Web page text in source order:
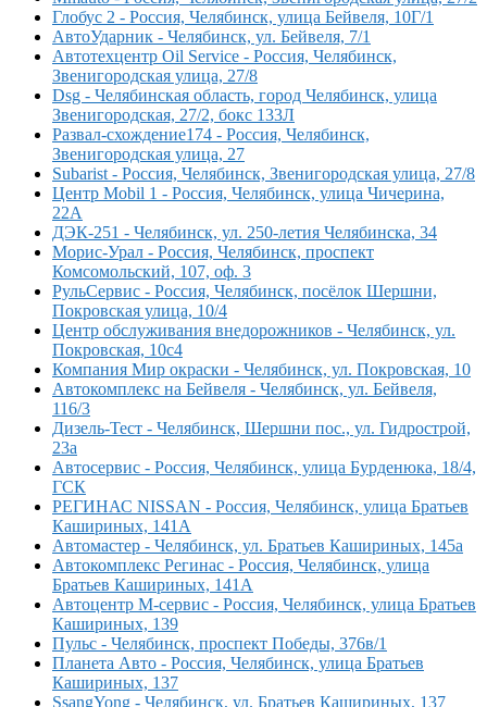
Глобус 2 - Россия, Челябинск, улица Бейвеля, 10Г/1
АвтоУдарник - Челябинск, ул. Бейвеля, 7/1
Автотехцентр Oil Service - Россия, Челябинск,
Звенигородская улица, 27/8
Dsg - Челябинская область, город Челябинск, улица
Звенигородская, 27/2, бокс 133Л
Развал-схождение174 - Россия, Челябинск,
Звенигородская улица, 27
Subarist - Россия, Челябинск, Звенигородская улица, 27/8
Центр Mobil 1 - Россия, Челябинск, улица Чичерина,
22А
ДЭК-251 - Челябинск, ул. 250-летия Челябинска, 34
Морис-Урал - Россия, Челябинск, проспект
Комсомольский, 107, оф. 3
РульСервис - Россия, Челябинск, посёлок Шершни,
Покровская улица, 10/4
Центр обслуживания внедорожников - Челябинск, ул.
Покровская, 10c4
Компания Мир окраски - Челябинск, ул. Покровская, 10
Автокомплекс на Бейвеля - Челябинск, ул. Бейвеля,
116/3
Дизель-Тест - Челябинск, Шершни пос., ул. Гидрострой,
23а
Автосервис - Россия, Челябинск, улица Бурденюка, 18/4,
ГСК
РЕГИНАС NISSAN - Россия, Челябинск, улица Братьев
Кашириных, 141А
Автомастер - Челябинск, ул. Братьев Кашириных, 145а
Автокомплекс Регинас - Россия, Челябинск, улица
Братьев Кашириных, 141А
Автоцентр М-сервис - Россия, Челябинск, улица Братьев
Кашириных, 139
Пульс - Челябинск, проспект Победы, 376в/1
Планета Авто - Россия, Челябинск, улица Братьев
Кашириных, 137
SsangYong - Челябинск, ул. Братьев Кашириных, 137